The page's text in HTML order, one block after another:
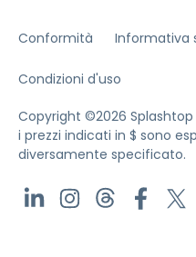
Conformità Informativa
Condizioni d'uso
Copyright ©2026
i prezzi indicati in $ sono
diversamente specificato.